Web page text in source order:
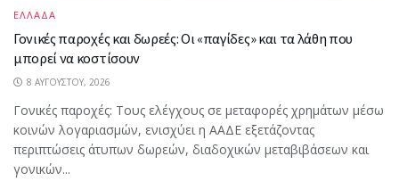
ΕΛΛΑΔΑ
Γονικές παροχές και δωρεές: Οι «παγίδες» και τα λάθη που
μπορεί να κοστίσουν
8 ΑΥΓΟΎΣΤΟΥ, 2026
Γονικές παροχές: Τους ελέγχους σε μεταφορές χρημάτων μέσω
κοινών λογαριασμών, ενισχύει η ΑΑΔΕ εξετάζοντας
περιπτώσεις άτυπων δωρεών, διαδοχικών μεταβιβάσεων και
γονικών...